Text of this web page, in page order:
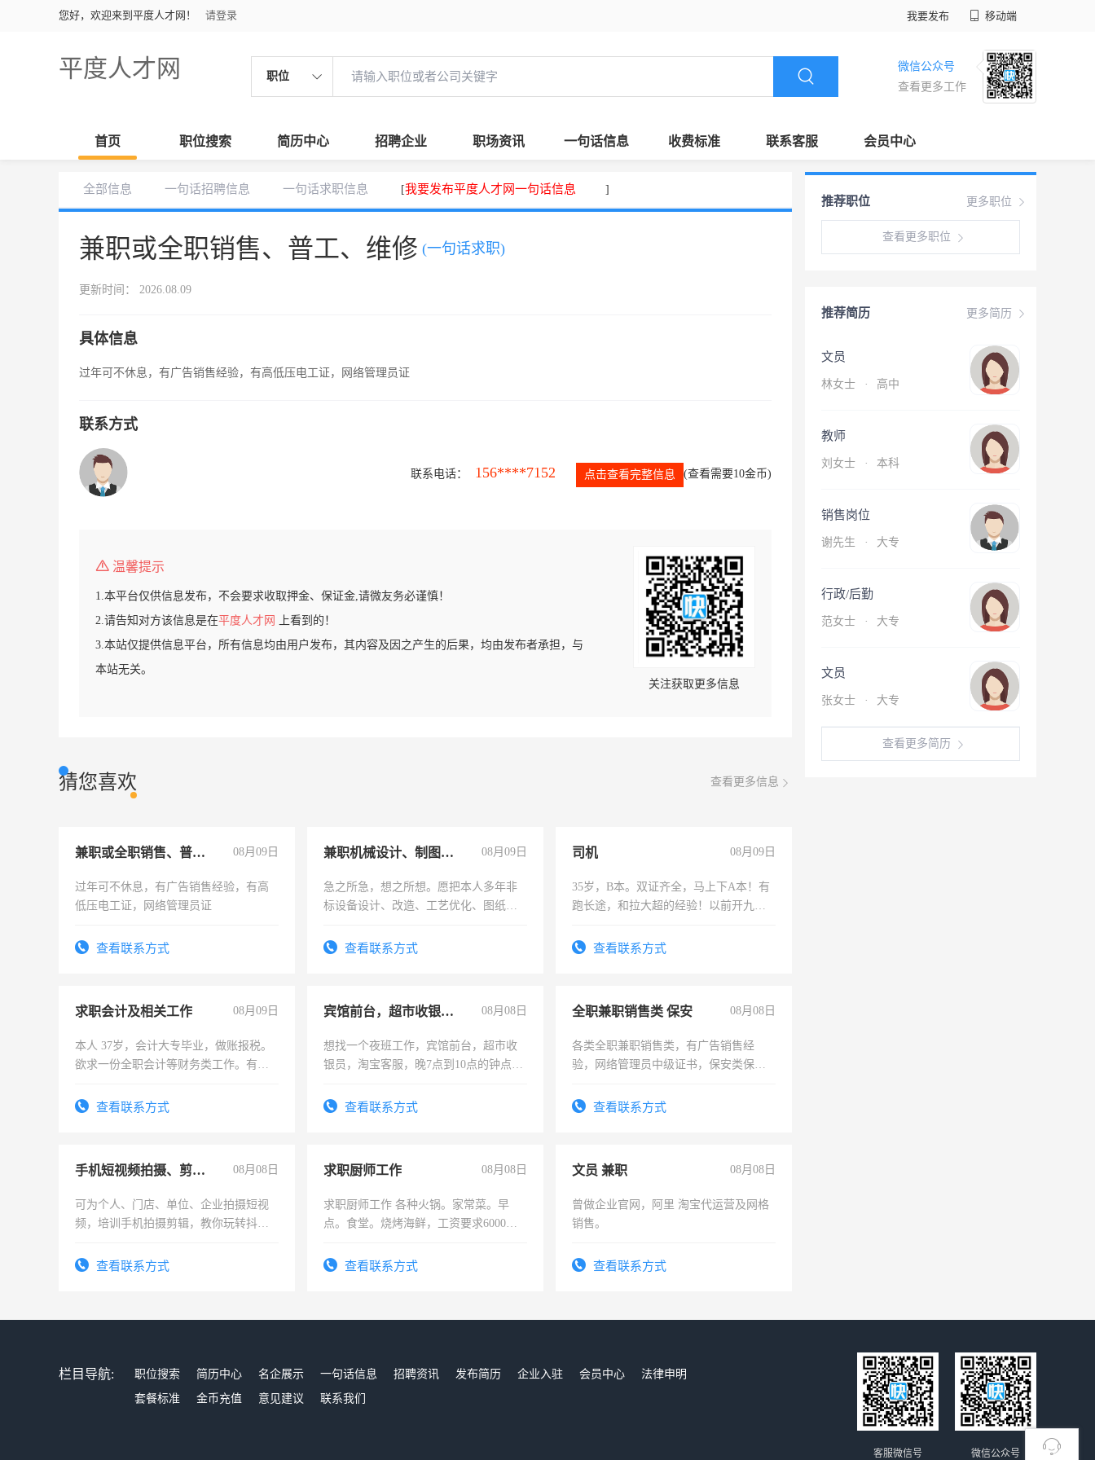
您好，欢迎来到平度人才网！ 请登录 我要发布 移动端
平度人才网 职位
微信公众号
查看更多工作
首页 职位搜索 简历中心 招聘企业 职场资讯 一句话信息 收费标准 联系客服 会员中心
全部信息 一句话招聘信息 一句话求职信息 [我要发布平度人才网一句话信息 ]
兼职或全职销售、普工、维修 (一句话求职)
更新时间： 2026.08.09
具体信息
过年可不休息，有广告销售经验，有高低压电工证，网络管理员证
联系方式
联系电话： 156****7152 点击查看完整信息 (查看需要10金币)
温馨提示
1.本平台仅供信息发布，不会要求收取押金、保证金,请微友务必谨慎！
2.请告知对方该信息是在平度人才网
上看到的！
3.本站仅提供信息平台，所有信息均由用户发布，其内容及因之产生的后果，均由发布者承担，与
本站无关。
关注获取更多信息
猜您喜欢 查看更多信息
兼职或全职销售、普工、维修 08月09日
过年可不休息，有广告销售经验，有高
低压电工证，网络管理员证
查看联系方式
兼职机械设计、制图、设备改造 08月09日
急之所急，想之所想。愿把本人多年非
标设备设计、改造、工艺优化、图纸制
结识有识之士，共享未来。
查看联系方式
司机 08月09日
35岁，B本。双证齐全，马上下A本！有
跑长途，和拉大超的经验！以前开九米
查看联系方式
求职会计及相关工作 08月09日
本人 37岁，会计大专毕业，做账报税。
欲求一份全职会计等财务类工作。有会
查看联系方式
宾馆前台，超市收银员，淘宝客服 08月08日
想找一个夜班工作，宾馆前台，超市收
银员，淘宝客服，晚7点到10点的钟点
号同微信查看联系方式
全职兼职销售类 保安 08月08日
各类全职兼职销售类，有广告销售经
验，网络管理员中级证书，保安类保安
有高低压电工证和十几年工作经验
查看联系方式
手机短视频拍摄、剪辑、抖音快手 08月08日
可为个人、门店、单位、企业拍摄短视
频，培训手机拍摄剪辑，教你玩转抖音
频，培训手机拍摄剪辑，教你玩转抖
查看联系方式
求职厨师工作 08月08日
求职厨师工作 各种火锅。家常菜。早
点。食堂。烧烤海鲜，工资要求6000以
查看联系方式
文员 兼职 08月08日
曾做企业官网，阿里 淘宝代运营及网格
销售。
查看联系方式
更多职位
推荐职位
查看更多职位
更多简历
推荐简历
文员
林女士 · 高中
教师
刘女士 · 本科
销售岗位
谢先生 · 大专
行政/后勤
范女士 · 大专
文员
张女士 · 大专
查看更多简历
栏目导航: 职位搜索 简历中心 名企展示 一句话信息 招聘资讯 发布简历 企业入驻 会员中心
法律申明
套餐标准
金币充值 意见建议 联系我们
微信公众号
客服微信号